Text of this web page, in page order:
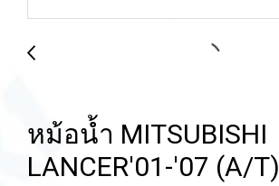
หม้อน้ำ MITSUBISHI
LANCER'01-'07 (A/T)